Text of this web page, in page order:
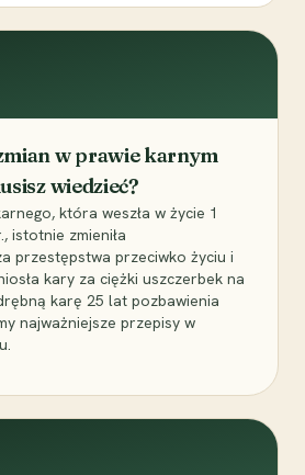
w prawie karnym
wiedzieć?
która weszła w życie 1
istotnie zmieniła
przestępstwa przeciwko życiu i
kary za ciężki uszczerbek na
karę 25 lat pozbawienia
najważniejsze przepisy w